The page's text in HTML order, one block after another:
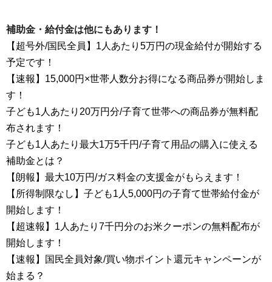
補助金・給付金は他にもあります！
【超号外/国民全員】1人あたり5万円の現金給付が開始する
予定です！
【速報】15,000円×世帯人数分お得になる商品券が開始しま
す！
子ども1人あたり20万円分/子育て世帯への商品券が無料配
布されます！
子ども1人あたり最大1万5千円/子育て用品の購入に使える
補助金とは？
【朗報】最大10万円/ガス料金の支援金がもらえます！
【所得制限なし】子ども1人5,000円の子育て世帯給付金が
開始します！
【超速報】1人あたり7千円分のお米クーポンの無料配布が
開始します！
【速報】国民全員対象/買い物ポイント還元キャンペーンが
始まる？